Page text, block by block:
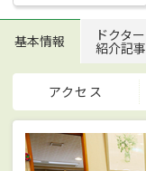
基本情報 ドクター
紹介記事
アクセス